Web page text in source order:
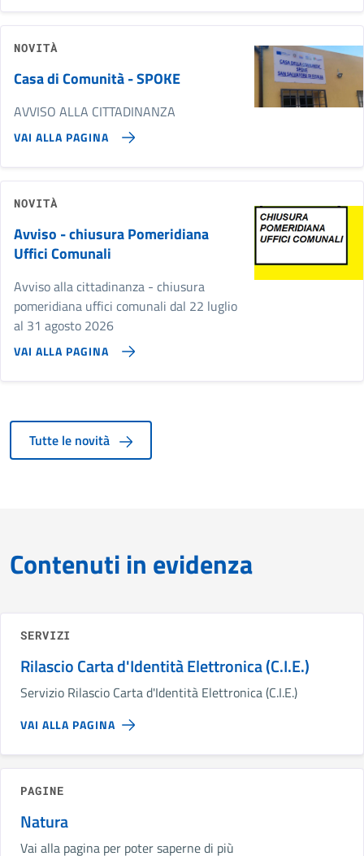
NOVITÀ
Casa di Comunità - SPOKE
AVVISO ALLA CITTADINANZA
VAI ALLA PAGINA
NOVITÀ
Avviso - chiusura Pomeridiana
Uffici Comunali
Avviso alla cittadinanza - chiusura
pomeridiana uffici comunali dal 22 luglio
al 31 agosto 2026
VAI ALLA PAGINA
Tutte le novità
Contenuti in evidenza
SERVIZI
Rilascio Carta d'Identità Elettronica (C.I.E.)
Servizio Rilascio Carta d'Identità Elettronica (C.I.E.)
VAI ALLA PAGINA
PAGINE
Natura
Vai alla pagina per poter saperne di più